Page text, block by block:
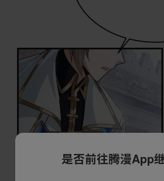
是否前往腾漫App